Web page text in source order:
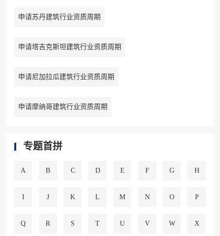
申请苏丹建筑行业资质周期
申请塔吉克斯坦建筑行业资质周期
申请尼加拉瓜建筑行业资质周期
申请摩纳哥建筑行业资质周期
专题首拼
A B C D E F G H
I J K L M N O P
Q R S T U V W X